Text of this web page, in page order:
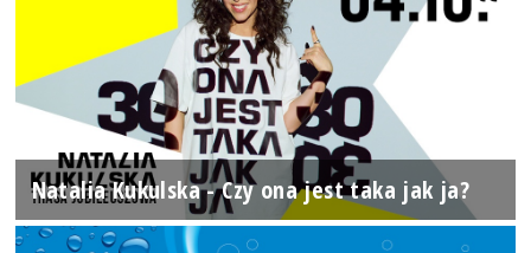
Natalia Kukulska - Czy ona jest taka jak ja?